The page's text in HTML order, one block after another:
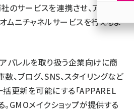
のサービスを連携させ、アパレル
ムニチャネルサービスを行えるよ
パレルを取り扱う企業向けに商
、ブログ、SNS、スタイリングなど
更新を可能にする「APPAREL
GMOメイクショップが提供する
参